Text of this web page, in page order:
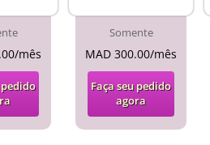
mês
pedido
Somente
MAD 300.00/mês
Faça seu pedido
agora